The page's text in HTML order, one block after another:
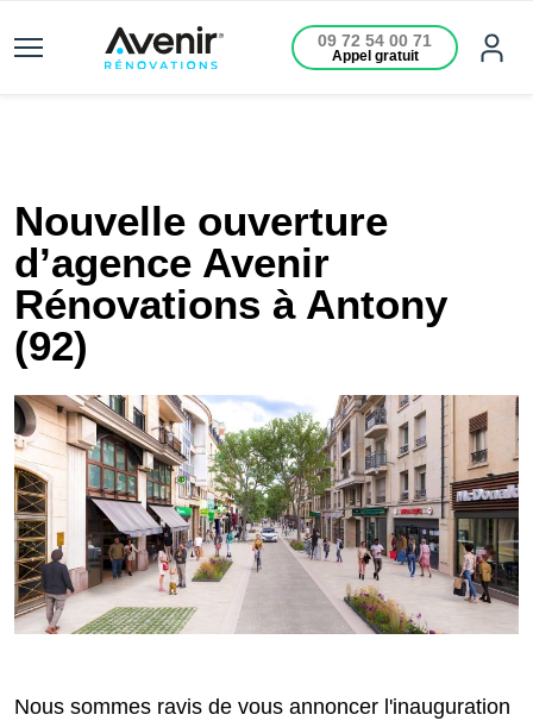
09 72 54 00 71
Appel gratuit
Nouvelle ouverture
d’agence Avenir
Rénovations à Antony
(92)
Nous sommes ravis de vous annoncer l'inauguration